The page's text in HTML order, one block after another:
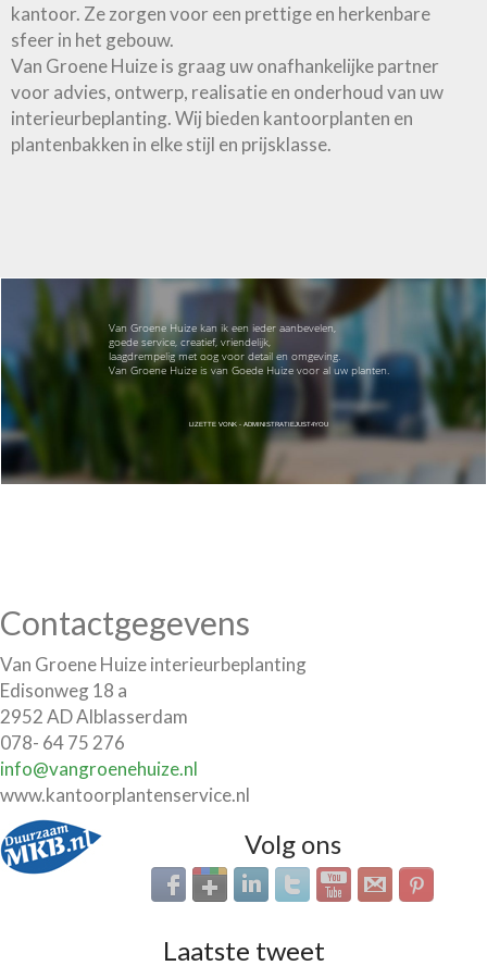
kantoor. Ze zorgen voor een prettige en herkenbare
sfeer in het gebouw.
Van Groene Huize is graag uw onafhankelijke partner
voor advies, ontwerp, realisatie en onderhoud van uw
interieurbeplanting. Wij bieden kantoorplanten en
plantenbakken in elke stijl en prijsklasse.
Van Groene Huize kan ik een ieder aanbevelen,
goede service, creatief, vriendelijk,
laagdrempelig met oog voor detail en omgeving.
Van Groene Huize is van Goede Huize voor al uw planten.
LIZETTE VONK - ADMINISTRATIEJUST4YOU
Contactgegevens
Van Groene Huize interieurbeplanting
Edisonweg 18 a
2952 AD Alblasserdam
078- 64 75 276
info@vangroenehuize.nl
www.kantoorplantenservice.nl
Volg ons
Laatste tweet